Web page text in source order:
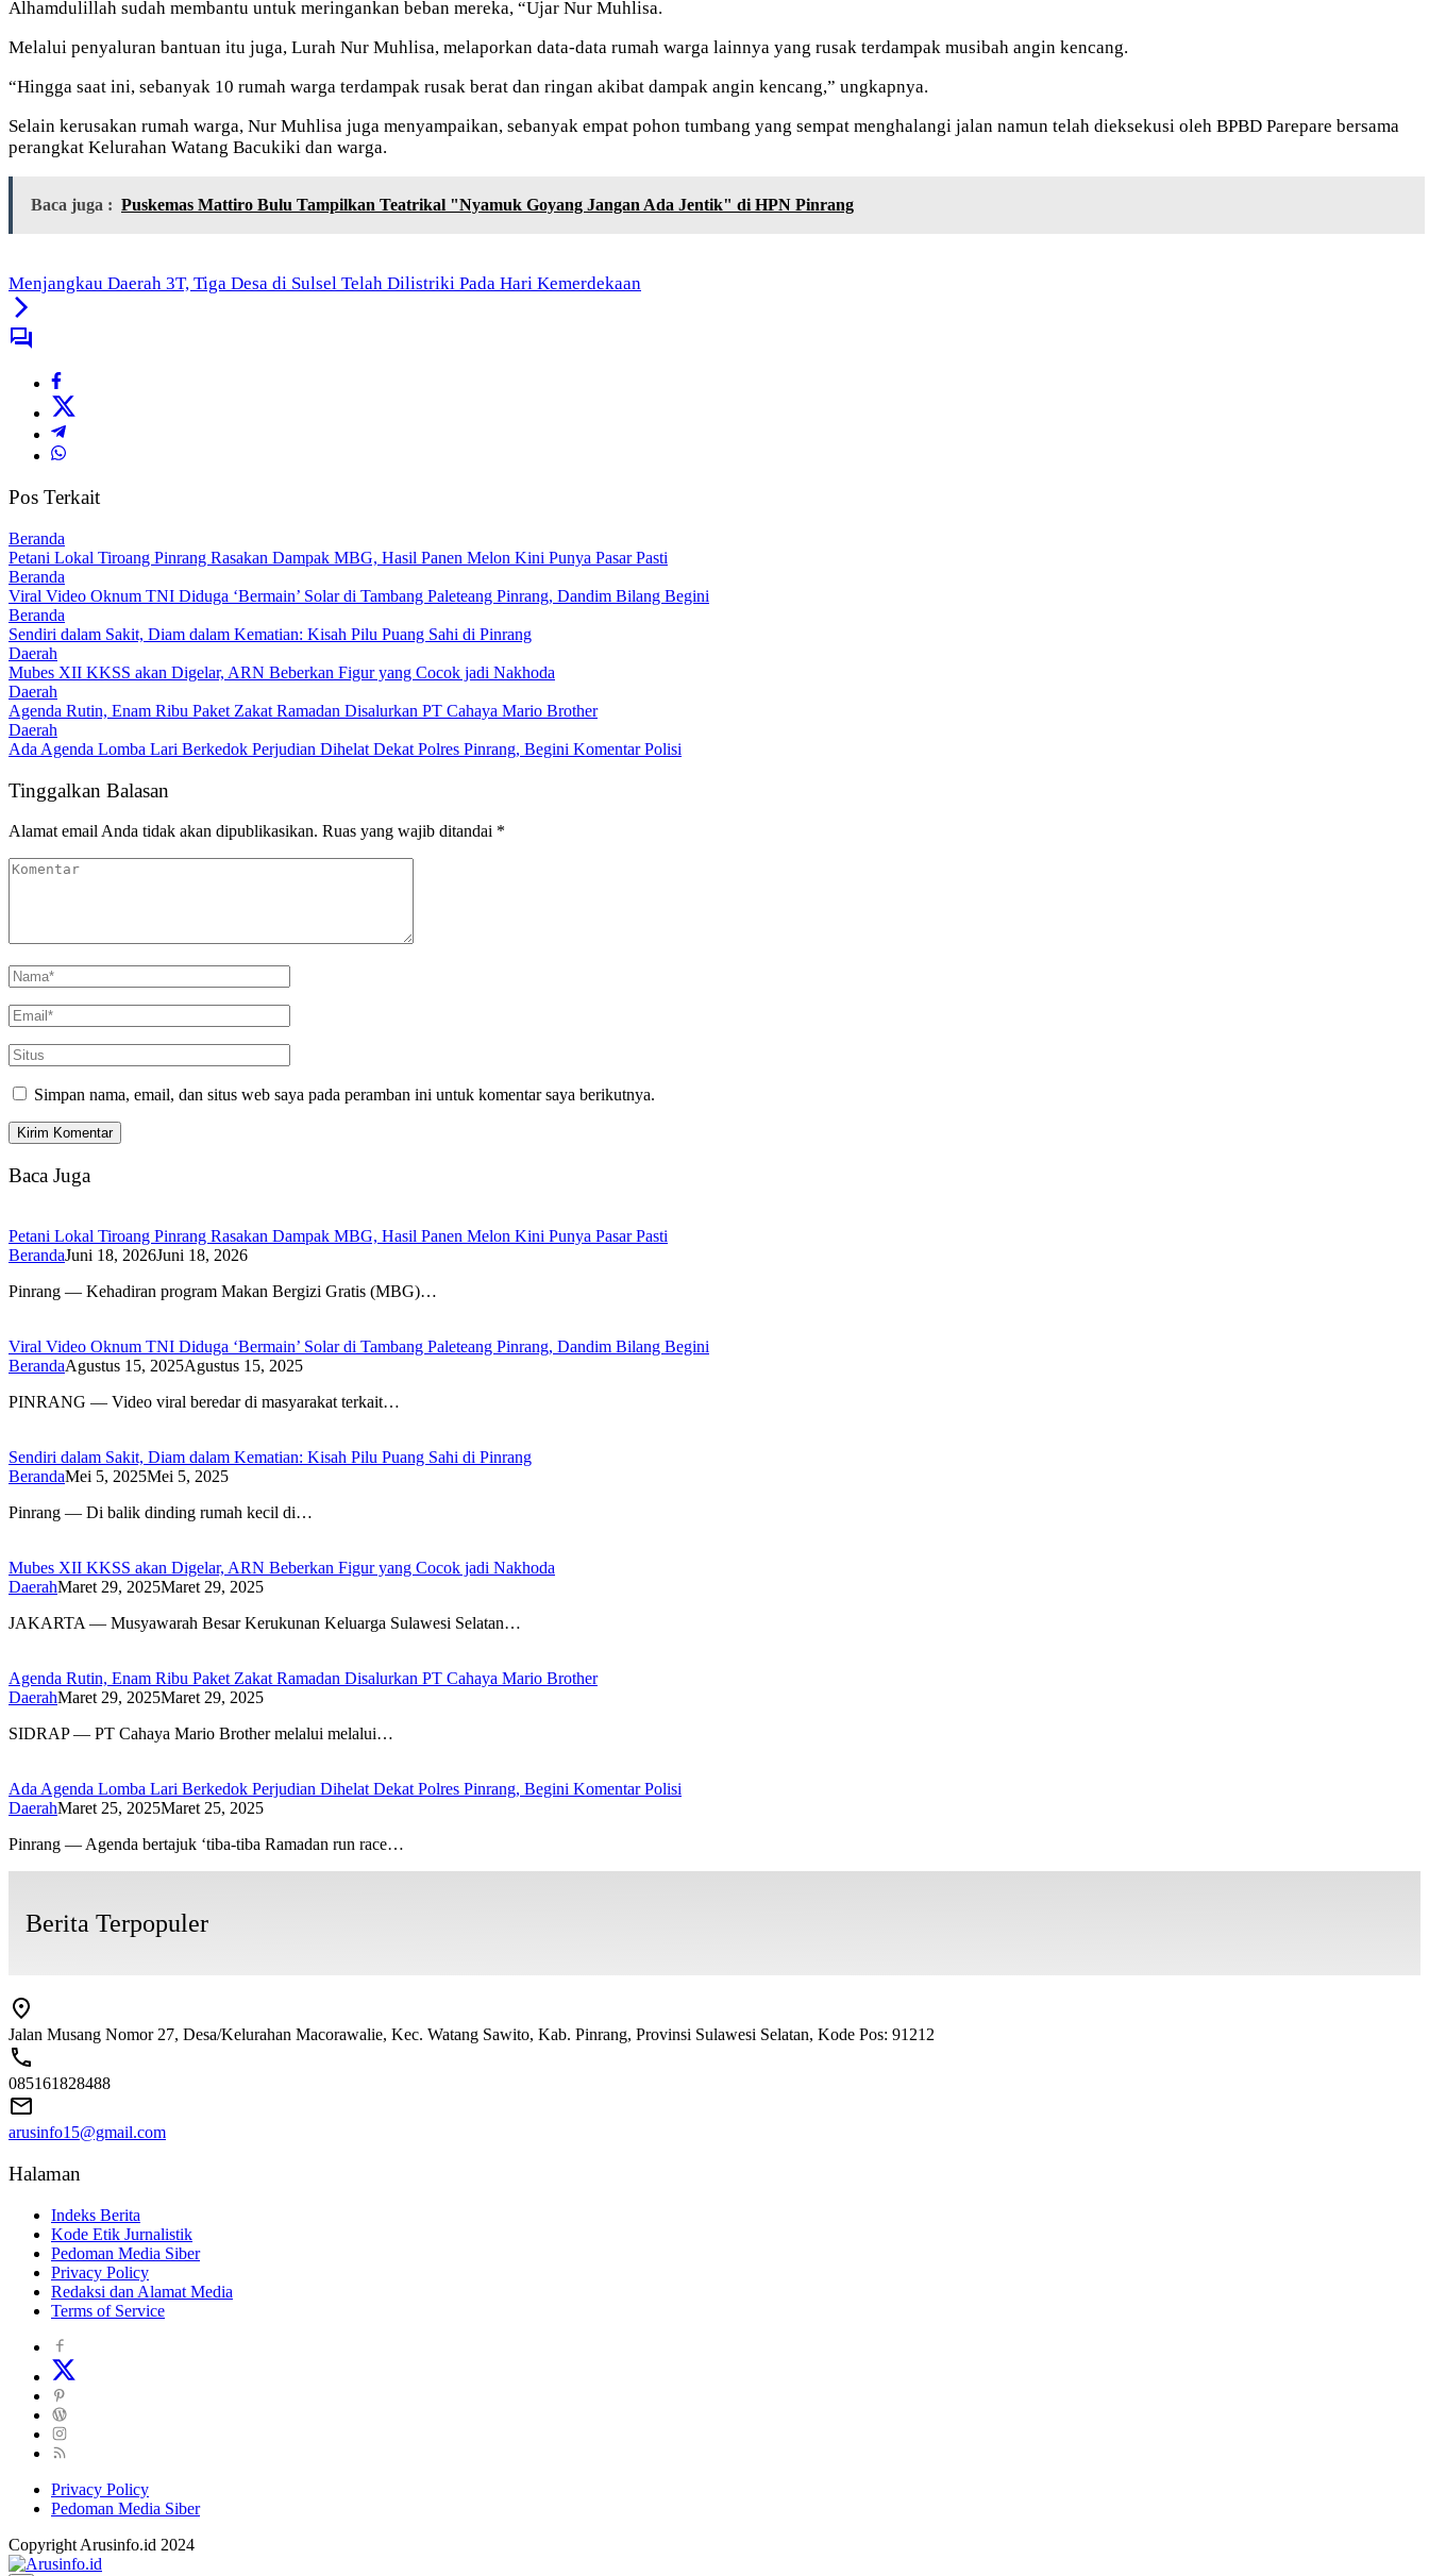
Alhamdulillah sudah membantu untuk meringankan beban mereka, “Ujar Nur Muhlisa.
Melalui penyaluran bantuan itu juga, Lurah Nur Muhlisa, melaporkan data-data rumah warga lainnya yang rusak terdampak musibah angin kencang.
“Hingga saat ini, sebanyak 10 rumah warga terdampak rusak berat dan ringan akibat dampak angin kencang,” ungkapnya.
Selain kerusakan rumah warga, Nur Muhlisa juga menyampaikan, sebanyak empat pohon tumbang yang sempat menghalangi jalan namun telah dieksekusi oleh BPBD Parepare bersama
perangkat Kelurahan Watang Bacukiki dan warga.
Baca juga : Puskemas Mattiro Bulu Tampilkan Teatrikal "Nyamuk Goyang Jangan Ada Jentik" di HPN Pinrang
Menjangkau Daerah 3T, Tiga Desa di Sulsel Telah Dilistriki Pada Hari Kemerdekaan
Pos Terkait
Beranda
Petani Lokal Tiroang Pinrang Rasakan Dampak MBG, Hasil Panen Melon Kini Punya Pasar Pasti
Beranda
Viral Video Oknum TNI Diduga ‘Bermain’ Solar di Tambang Paleteang Pinrang, Dandim Bilang Begini
Beranda
Sendiri dalam Sakit, Diam dalam Kematian: Kisah Pilu Puang Sahi di Pinrang
Daerah
Mubes XII KKSS akan Digelar, ARN Beberkan Figur yang Cocok jadi Nakhoda
Daerah
Agenda Rutin, Enam Ribu Paket Zakat Ramadan Disalurkan PT Cahaya Mario Brother
Daerah
Ada Agenda Lomba Lari Berkedok Perjudian Dihelat Dekat Polres Pinrang, Begini Komentar Polisi
Tinggalkan Balasan
Alamat email Anda tidak akan dipublikasikan. Ruas yang wajib ditandai *
Simpan nama, email, dan situs web saya pada peramban ini untuk komentar saya berikutnya.
Baca Juga
Petani Lokal Tiroang Pinrang Rasakan Dampak MBG, Hasil Panen Melon Kini Punya Pasar Pasti
BerandaJuni 18, 2026Juni 18, 2026
Pinrang — Kehadiran program Makan Bergizi Gratis (MBG)…
Viral Video Oknum TNI Diduga ‘Bermain’ Solar di Tambang Paleteang Pinrang, Dandim Bilang Begini
BerandaAgustus 15, 2025Agustus 15, 2025
PINRANG — Video viral beredar di masyarakat terkait…
Sendiri dalam Sakit, Diam dalam Kematian: Kisah Pilu Puang Sahi di Pinrang
BerandaMei 5, 2025Mei 5, 2025
Pinrang — Di balik dinding rumah kecil di…
Mubes XII KKSS akan Digelar, ARN Beberkan Figur yang Cocok jadi Nakhoda
DaerahMaret 29, 2025Maret 29, 2025
JAKARTA — Musyawarah Besar Kerukunan Keluarga Sulawesi Selatan…
Agenda Rutin, Enam Ribu Paket Zakat Ramadan Disalurkan PT Cahaya Mario Brother
DaerahMaret 29, 2025Maret 29, 2025
SIDRAP — PT Cahaya Mario Brother melalui melalui…
Ada Agenda Lomba Lari Berkedok Perjudian Dihelat Dekat Polres Pinrang, Begini Komentar Polisi
DaerahMaret 25, 2025Maret 25, 2025
Pinrang — Agenda bertajuk ‘tiba-tiba Ramadan run race…
Berita Terpopuler
Jalan Musang Nomor 27, Desa/Kelurahan Macorawalie, Kec. Watang Sawito, Kab. Pinrang, Provinsi Sulawesi Selatan, Kode Pos: 91212
085161828488
arusinfo15@gmail.com
Halaman
Indeks Berita
Kode Etik Jurnalistik
Pedoman Media Siber
Privacy Policy
Redaksi dan Alamat Media
Terms of Service
Privacy Policy
Pedoman Media Siber
Copyright Arusinfo.id 2024